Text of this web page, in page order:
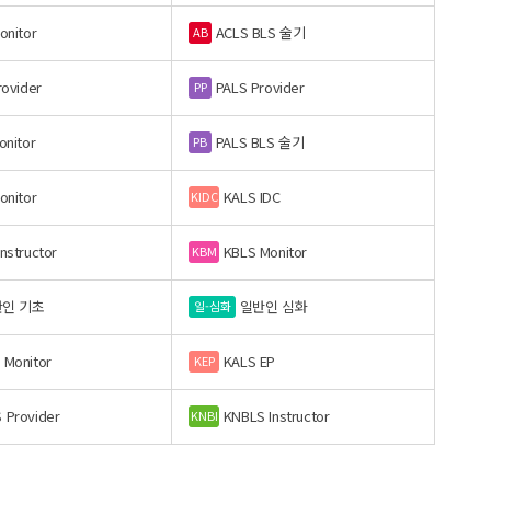
AB ACLS BLS 술기
PP PALS Provider
PB PALS BLS 술기
KIDC KALS IDC
KBM KBLS Monitor
기초 일-심화 일반인 심화
Monitor KEP KALS EP
Provider KNBI KNBLS Instructor